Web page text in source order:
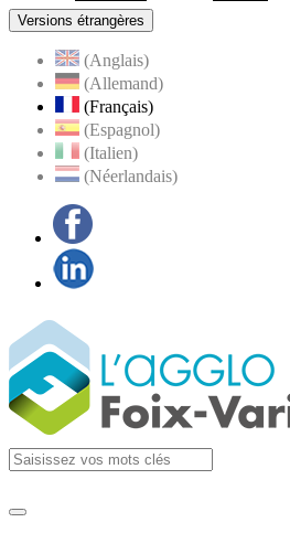
Versions étrangères
(Anglais)
(Allemand)
(Français)
(Espagnol)
(Italien)
(Néerlandais)
Agglo Foix-Varilhes